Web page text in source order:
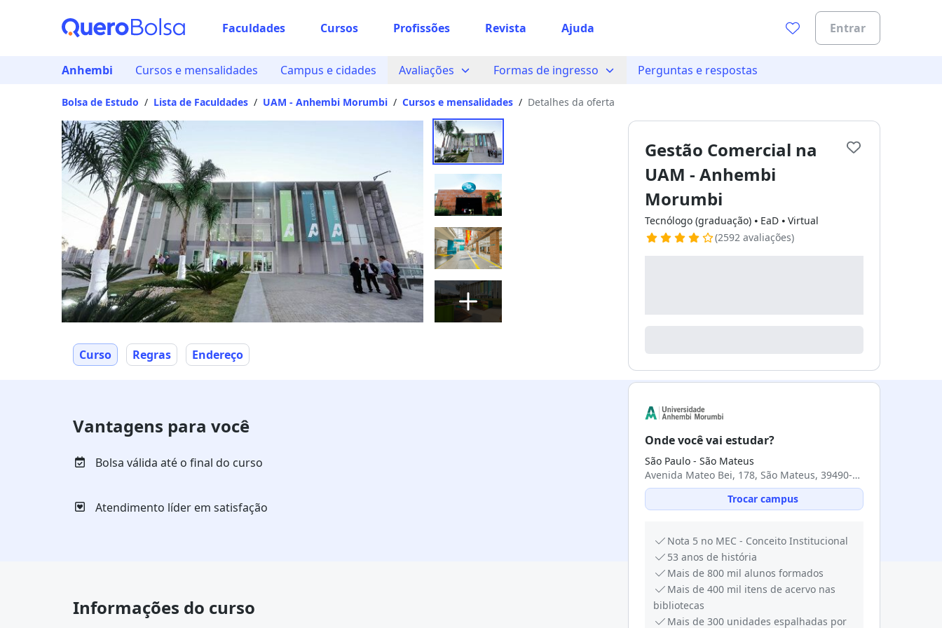
Faculdades Cursos Profissões Revista Ajuda Entrar
Anhembi Cursos e mensalidades Campus e cidades Avaliações Formas de ingresso Perguntas e respostas
Bolsa de Estudo / Lista de Faculdades / UAM - Anhembi Morumbi / Cursos e mensalidades / Detalhes da oferta
Gestão Comercial na
UAM - Anhembi
Morumbi
Tecnólogo (graduação) ⦁ EaD ⦁ Virtual
(2592 avaliações)
Onde você vai estudar?
São Paulo - São Mateus
Avenida Mateo Bei, 178, São Mateus, 39490-000, São Paulo, SP
Trocar campus
Escolha de unidade
Onde quer estudar?
Distâncias calculadas à partir de São Paulo, SP.
Ops! Não encontramos nenhuma unidade
Verifique se digitou corretamente, ou experimente buscar por outras unidades.
Escolher unidade
Nota 5 no MEC - Conceito Institucional
53 anos de história
Mais de 800 mil alunos formados
Mais de 400 mil itens de acervo nas
bibliotecas
Mais de 300 unidades espalhadas por
Curso Regras Endereço
Vantagens para você
Bolsa válida até o final do curso
Atendimento líder em satisfação
Informações do curso